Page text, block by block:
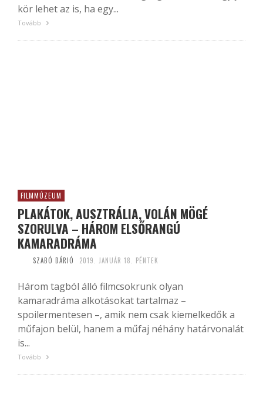
kör lehet az is, ha egy...
Tovább
FILMMÚZEUM
PLAKÁTOK, AUSZTRÁLIA, VOLÁN MÖGÉ
SZORULVA – HÁROM ELSŐRANGÚ
KAMARADRÁMA
SZABÓ DÁRIÓ 2019. JANUÁR 18. PÉNTEK
Három tagból álló filmcsokrunk olyan
kamaradráma alkotásokat tartalmaz –
spoilermentesen –, amik nem csak kiemelkedők a
műfajon belül, hanem a műfaj néhány határvonalát
is...
Tovább